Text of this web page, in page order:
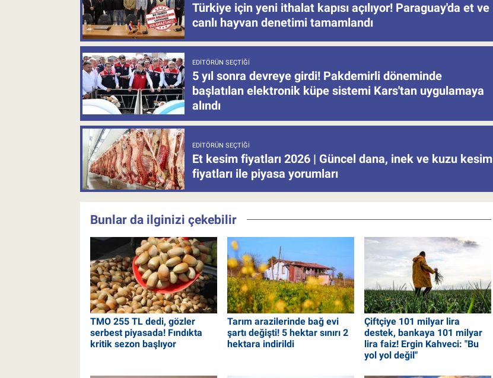
Türkiye için yeni ithalat kapısı açılıyor! Paraguay'da et ve
canlı hayvan denetimi tamamlandı
EDITÖRÜN SEÇTIĞI
5 yıl sonra devreye girdi! Pakdemirli döneminde
başlatılan elektronik küpe sistemi Kars'tan uygulamaya
alındı
EDITÖRÜN SEÇTIĞI
Et kesim fiyatları 2026 | Güncel dana, inek ve kuzu kesim
fiyatları ile piyasa yorumları
Bunlar da ilginizi çekebilir
TMO 255 TL dedi, gözler
serbest piyasada! Fındıkta
kritik sezon başlıyor
Tarım arazilerinde bağ evi
şartı değişti! 5 hektar sınırı 2
hektara indirildi
Çiftçiye 101 milyar lira
destek, bankaya 101 milyar
lira faiz! Ergin Kahveci: "Bu
yol yol değil"